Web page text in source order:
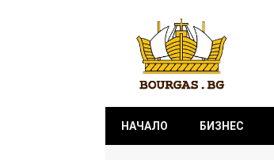
НАЧАЛО БИЗНЕС